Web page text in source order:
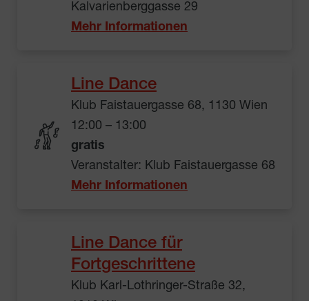
Kalvarienberggasse 29
Mehr Informationen
Line Dance
Klub Faistauergasse 68, 1130 Wien
12:00 – 13:00
gratis
Veranstalter: Klub Faistauergasse 68
Mehr Informationen
Line Dance für
Fortgeschrittene
Klub Karl-Lothringer-Straße 32,